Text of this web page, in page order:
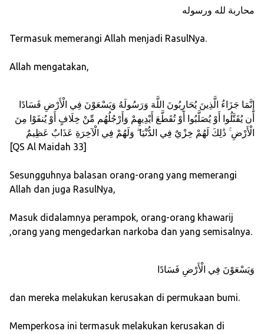
محاربة لله ورسوله
Termasuk memerangi Allah menjadi RasulNya.
Allah mengatakan,
إِنَّمَا جَزَاءُ الَّذِينَ يُحَارِبُونَ اللَّهَ وَرَسُولَهُ وَيَسْعَوْنَ فِي الْأَرْضِ فَسَادًا
أَن يُقَتَّلُوا أَوْ يُصَلَّبُوا أَوْ تُقَطَّعَ أَيْدِيهِمْ وَأَرْجُلُهُم مِّنْ خِلَافٍ أَوْ يُنفَوْا مِنَ
الْأَرْضِ ۚ ذَٰلِكَ لَهُمْ خِزْيٌ فِي الدُّنْيَا ۖ وَلَهُمْ فِي الْآخِرَةِ عَذَابٌ عَظِيمٌ
[QS Al Maidah 33]
Sesungguhnya balasan orang-orang yang memerangi
Allah dan juga RasulNya,
Masuk didalamnya perampok, orang-orang khawarij
,orang yang mengedarkan narkoba dan yang semisalnya.
وَيَسْعَوْنَ فِي الْأَرْضِ فَسَادًا
dan mereka melakukan kerusakan di permukaan bumi.
Memperkosa ini termasuk melakukan kerusakan di